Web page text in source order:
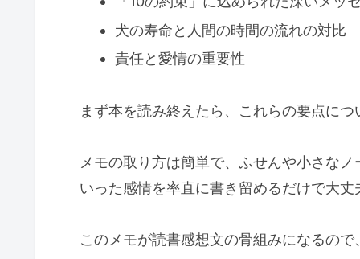
犬の寿命と人間の時間の流れの対比
責任と愛情の重要性
まず本を読み終えたら、これらの要点に
メモの取り方は簡単で、ふせんや小さな
いった感情を率直に書き留めるだけで大丈
このメモが読書感想文の骨組みになるの